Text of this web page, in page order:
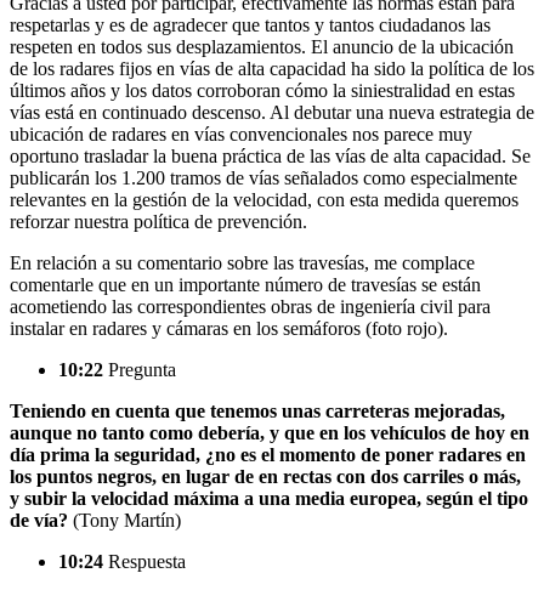
respetarlas y es de agradecer que tantos y tantos ciudadanos las
respeten en todos sus desplazamientos. El anuncio de la ubicación
de los radares fijos en vías de alta capacidad ha sido la política de los
últimos años y los datos corroboran cómo la siniestralidad en estas
vías está en continuado descenso. Al debutar una nueva estrategia de
ubicación de radares en vías convencionales nos parece muy
oportuno trasladar la buena práctica de las vías de alta capacidad. Se
publicarán los 1.200 tramos de vías señalados como especialmente
relevantes en la gestión de la velocidad, con esta medida queremos
reforzar nuestra política de prevención.
En relación a su comentario sobre las travesías, me complace
comentarle que en un importante número de travesías se están
acometiendo las correspondientes obras de ingeniería civil para
instalar en radares y cámaras en los semáforos (foto rojo).
10:22 Pregunta
Teniendo en cuenta que tenemos unas carreteras mejoradas,
aunque no tanto como debería, y que en los vehículos de hoy en
día prima la seguridad, ¿no es el momento de poner radares en
los puntos negros, en lugar de en rectas con dos carriles o más,
y subir la velocidad máxima a una media europea, según el tipo
de vía? (Tony Martín)
10:24 Respuesta